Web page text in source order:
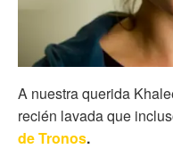
A nuestra querida
recién lavada que
de Tronos.